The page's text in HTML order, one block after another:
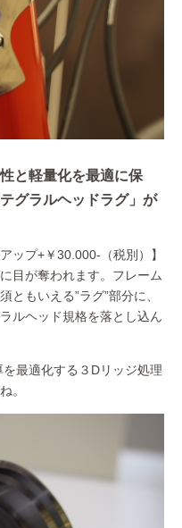
と軽量化を最適に保
グラルヘッドラグ」が
ップ+￥30.000-（税別）】
目が奪われます。フレーム
ともいえる”ラグ”部分に、
ルヘッド規格を落とし込ん
最適化する３Dリッジ処理
。